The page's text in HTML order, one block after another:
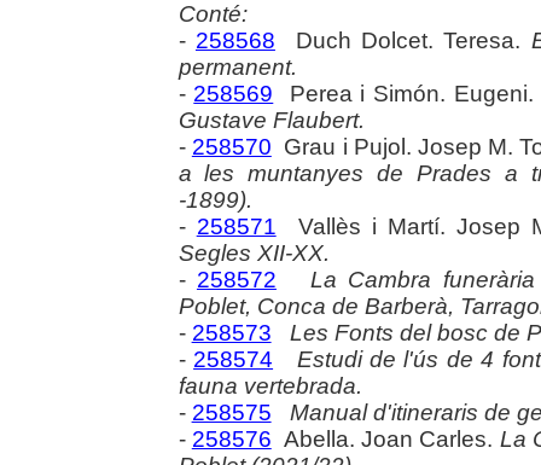
Conté:
- 258568 Duch Dolcet. Teresa.
permanent.
- 258569 Perea i Simón. Eugeni.
Gustave Flaubert.
- 258570 Grau i Pujol. Josep M.
a les muntanyes de Prades a
-1899).
- 258571 Vallès i Martí. Josep
Segles XII-XX.
- 258572
La Cambra
Poblet, Conca de Barberà,
- 258573
Les Fonts del bosc de
- 258574
Estudi de l'ús de 4
fauna vertebrada.
- 258575
Manual d'itineraris de
- 258576 Abella. Joan Carles. La